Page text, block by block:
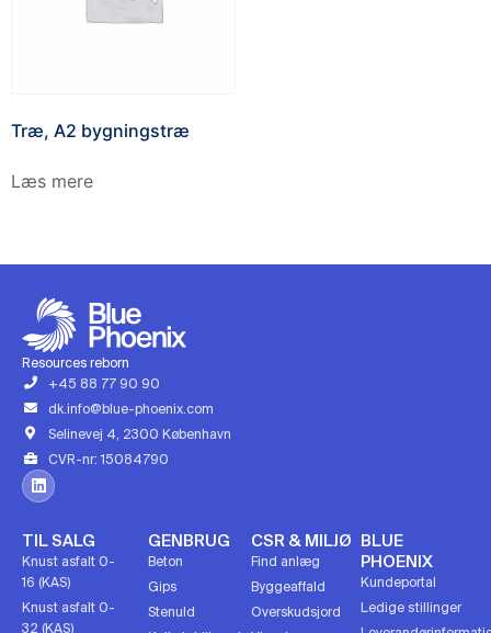
Træ, A2 bygningstræ
Læs mere
Resources reborn
+45 88 77 90 90
dk.info@blue-phoenix.com
Selinevej 4, 2300 København
CVR-nr: 15084790
TIL SALG
Knust asfalt 0-
16 (KAS)
Knust asfalt 0-
32 (KAS)
GENBRUG
Beton
Gips
Stenuld
CSR & MILJØ
Find anlæg
Byggeaffald
Overskudsjord
BLUE
PHOENIX
Kundeportal
Ledige stillinger